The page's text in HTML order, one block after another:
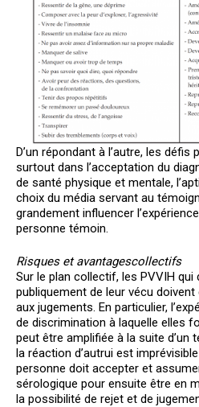
D’un répondant à l’autre, les
surtout dans l’acceptation du
de santé physique et mentale,
choix du média servant au
grandement influencer
personne témoin.
Risques et avantagescollectifs
Sur le plan collectif, les PVVIH
publiquement de leur vécu
aux jugements. En particulier,
de discrimination à laquelle elles
peut être amplifiée à la suite d’un
la réaction d’autrui est
personne doit accepter et
sérologique pour ensuite être en
la possibilité de rejet et de